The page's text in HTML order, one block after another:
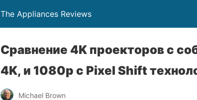
The Appliances Reviews
Сравнение 4K проекторов с
4K, и 1080p с Pixel Shift
Michael Brown